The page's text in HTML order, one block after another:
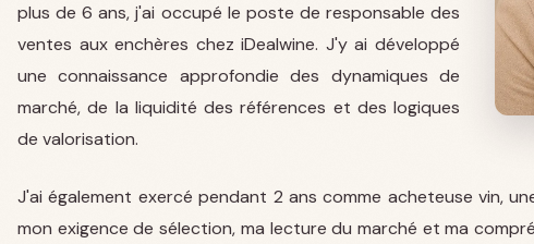
plus de 6 ans, j'ai occupé le poste de responsable des
ventes aux enchères chez iDealwine. J'y ai développé
une connaissance approfondie des dynamiques de
marché, de la liquidité des références et des logiques
de valorisation.
J'ai également exercé pendant 2 ans comme acheteuse vin,
mon exigence de sélection, ma lecture du marché et ma